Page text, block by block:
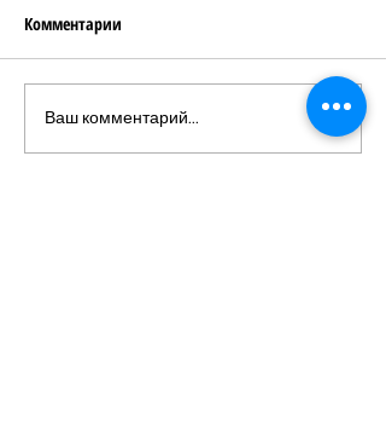
Яблочный мильфей
Комментарии
Ваш комментарий...